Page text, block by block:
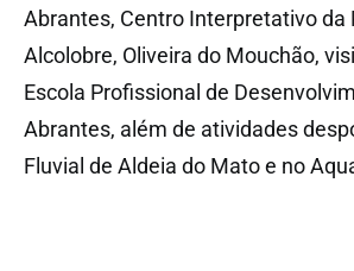
Abrantes, Centro Interpretativo da
Alcolobre, Oliveira do Mouchão,
Escola Profissional de
Abrantes, além de atividades
Fluvial de Aldeia do Mato e no